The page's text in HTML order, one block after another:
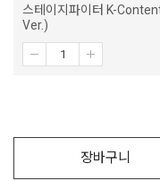
스테이지파이터 K-
Ver.)
장바구니